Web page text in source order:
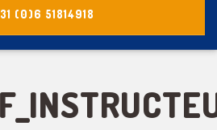
(0)6 51814918